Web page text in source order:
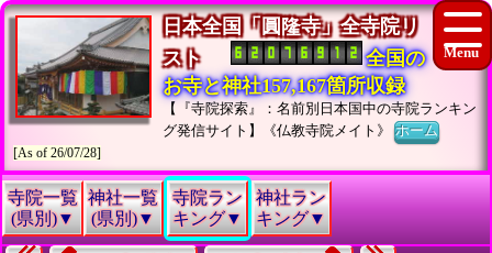
日本全国「圓隆寺」全寺院リ
スト
全国の
お寺と神社157,167箇所収録
【『寺院探索』：名前別日本国中の寺院ランキン
グ発信サイト】《仏教寺院メイト》ホーム
[As of 26/07/28]
寺院一覧
(県別)▼
神社一覧
(県別)▼
寺院ラン
キング▼
神社ラン
キング▼